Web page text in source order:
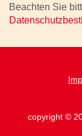
Beachten Sie
copyright ©